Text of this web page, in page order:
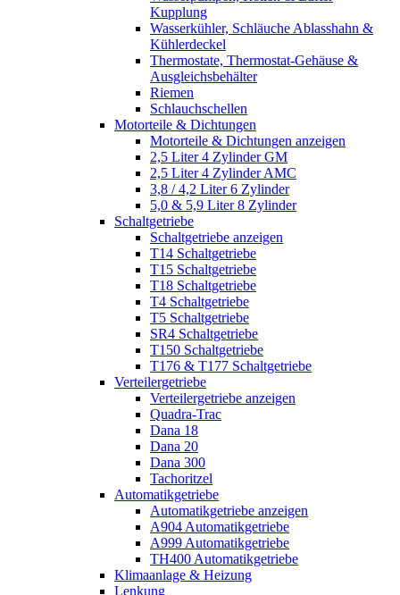
Kupplung
Wasserkühler, Schläuche Ablasshahn &
Kühlerdeckel
Thermostate, Thermostat-Gehäuse &
Ausgleichsbehälter
Riemen
Schlauchschellen
Motorteile & Dichtungen
Motorteile & Dichtungen anzeigen
2,5 Liter 4 Zylinder GM
2,5 Liter 4 Zylinder AMC
3,8 / 4,2 Liter 6 Zylinder
5,0 & 5,9 Liter 8 Zylinder
Schaltgetriebe
Schaltgetriebe anzeigen
T14 Schaltgetriebe
T15 Schaltgetriebe
T18 Schaltgetriebe
T4 Schaltgetriebe
T5 Schaltgetriebe
SR4 Schaltgetriebe
T150 Schaltgetriebe
T176 & T177 Schaltgetriebe
Verteilergetriebe
Verteilergetriebe anzeigen
Quadra-Trac
Dana 18
Dana 20
Dana 300
Tachoritzel
Automatikgetriebe
Automatikgetriebe anzeigen
A904 Automatikgetriebe
A999 Automatikgetriebe
TH400 Automatikgetriebe
Klimaanlage & Heizung
Lenkung